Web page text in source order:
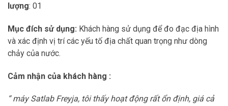
lượng: 01
Mục đích sử dụng: Khách hàng sử dụng để đo đạc địa hình
và xác định vị trí các yếu tố địa chất quan trọng như dòng
chảy của nước.
Cảm nhận của khách hàng :
“ máy Satlab Freyja, tôi thấy hoạt động rất ổn định, giá cả